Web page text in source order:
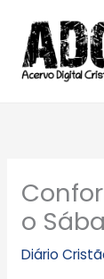
para
conteúdo
o
Diário